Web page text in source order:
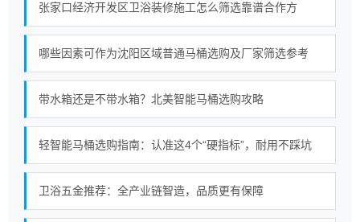
张家口经济开发区卫浴装修施工怎么筛选靠谱合作方
哪些因素可作为沈阳区域普通马桶选购及厂家筛选参考
带水箱还是不带水箱？北美智能马桶选购攻略
轻智能马桶选购指南：认准这4个“硬指标”，耐用不踩坑
卫浴五金推荐：全产业链智造，品质更有保障